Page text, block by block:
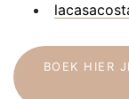
BOEK HIER